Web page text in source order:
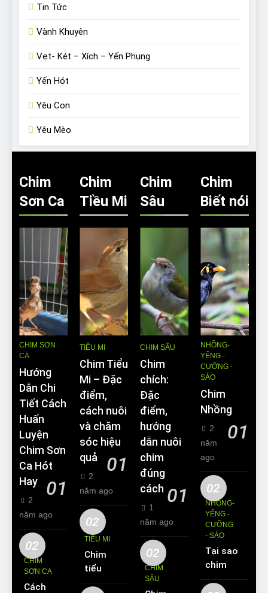
Tin Tức
Vành Khuyên
Vẹt- Két – Xích – Yến Phụng
Yến Hót
Yêu Con
Yêu Mèo
Chim
Sơn Ca
CHIM SƠN
CA
Hướng
Dẫn Chi
Tiết Cách
Huấn
Luyện
Chim Sơn
Ca Hót
Hay
01
2
năm ago
02
CHIM
SƠN CA
Cách
Chim
Tiều Mi
TIỂU MI
Chim Tiểu
Mi – Đặc
điểm,
cách nuôi
và chăm
sóc hiệu
quả
01
2
năm ago
02
TIỂU MI
Chim
tiểu mi
ăn gì?
Chim
Sâu
CHIM SÂU
Chim
chích:
Đặc
điểm,
hướng
dẫn nuôi
chim
đúng
cách 01
1
năm ago
02
CHIM
SÂU
Chim
Biết nói
NHỒNG-
YỂNG -
CƯỠNG -
SÁO
Chim
Nhồng
01
2
năm
ago
02
NHỒNG-
YỂNG -
CƯỠNG
- SÁO
Tại sao
chim
Sáo lại